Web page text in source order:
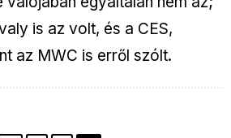
is az volt, és a CES,
az MWC is erről szólt.